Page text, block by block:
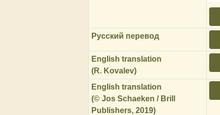
Русский перевод
English translation
(R. Kovalev)
English translation
(© Jos Schaeken / Brill
Publishers, 2019)